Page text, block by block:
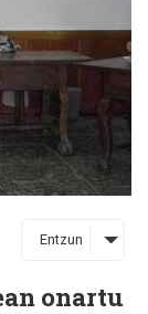
Entzun
onartu